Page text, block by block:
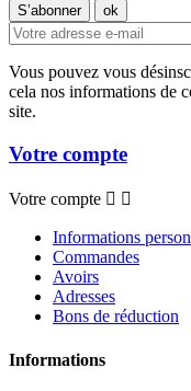
Vous pouvez vous
cela nos informations de
site.
Votre compte
Votre compte  
Informations
Commandes
Avoirs
Adresses
Bons de réduction
Informations